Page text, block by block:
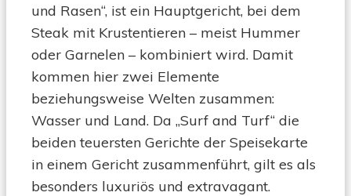
und Rasen“, ist ein Hauptgericht, bei dem
Steak mit Krustentieren – meist Hummer
oder Garnelen – kombiniert wird. Damit
kommen hier zwei Elemente
beziehungsweise Welten zusammen:
Wasser und Land. Da „Surf and Turf“ die
beiden teuersten Gerichte der Speisekarte
in einem Gericht zusammenführt, gilt es als
besonders luxuriös und extravagant.